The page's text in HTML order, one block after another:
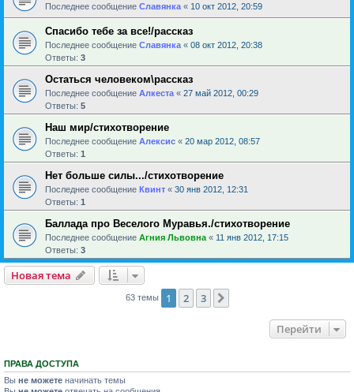
Последнее сообщение Славянка « 10 окт 2012, 20:59
Спасибо тебе за все!/рассказ
Последнее сообщение Славянка « 08 окт 2012, 20:38
Ответы: 3
Остаться человеком\рассказ
Последнее сообщение Алкеста « 27 май 2012, 00:29
Ответы: 5
Наш мир/стихотворение
Последнее сообщение Алексис « 20 мар 2012, 08:57
Ответы: 1
Нет больше силы.../стихотворение
Последнее сообщение Квинт « 30 янв 2012, 12:31
Ответы: 1
Баллада про Веселого Муравья./стихотворение
Последнее сообщение Агния Львовна « 11 янв 2012, 17:15
Ответы: 3
Новая тема
63 темы 1 2 3
Перейти
ПРАВА ДОСТУПА
Вы не можете начинать темы